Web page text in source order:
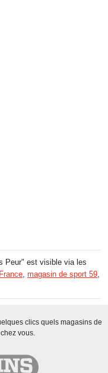
Peur" est visible via les
, magasin de sport 59,
clics quels magasins de
vous.